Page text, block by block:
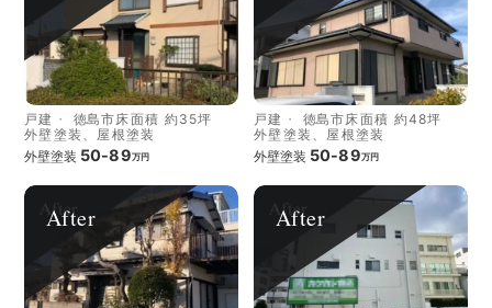
戸建 徳島市床面積 約35坪
外壁塗装、屋根塗装
外壁塗装 50-89万円
戸建 徳島市床面積 約48坪
外壁塗装、屋根塗装
外壁塗装 50-89万円
After After